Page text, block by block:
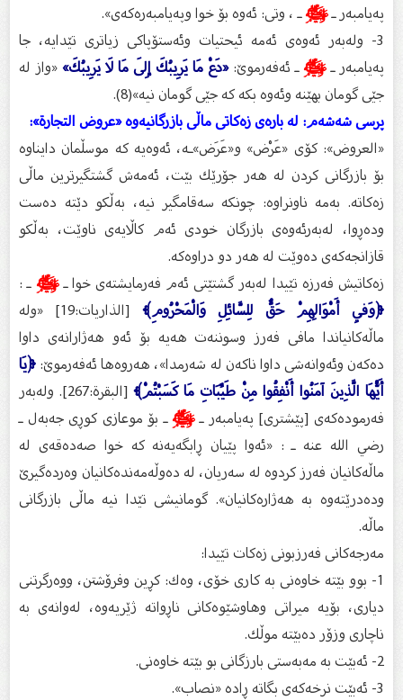
په‌یامبه‌ر ـﷺـ ، وتی: ئه‌وه‌ بۆ خوا وپه‌یامبه‌ره‌كه‌ى».
3- وله‌به‌ر ئه‌وه‌ى ئه‌مه‌ ئیحتیات وئه‌ستۆپاكی زیاتری تێدایه‌، جا
په‌یامبه‌ر ـﷺـ ئه‌فه‌رموێ:«دَعْ مَا يَرِيبُكَ إِلَى مَا لَا يَرِيبُكَ»«واز له‌
جێی گومان بهێنه‌ وئه‌وه‌ بكه‌ كه‌ جێی گومان نیه‌»(8).
پرسى شه‌شه‌م: له‌ باره‌ى زه‌كاتی ماڵی بازرگانیه‌وه‌ «عروض التجارة»:
«العروض»: كۆی «عَرْض» و«عَرَض»ـه‌، ئه‌وه‌یه‌ كه‌ موسڵمان دایناوه‌
بۆ بازرگانی كردن له‌ هه‌ر جۆرێك بێت، ئه‌مه‌ش گشتگیرترین ماڵی
زه‌كاته‌. به‌مه‌ ناونراوه‌: چونكه‌ سه‌قامگیر نیه‌، به‌ڵكو دێته‌ ده‌ست
وده‌ڕوا، له‌به‌رئه‌وه‌ى بازرگان خودی ئه‌م كاڵایه‌ی ناوێت، به‌ڵكو
قازانجه‌كه‌ى ده‌وێت له‌ هه‌ر دو دراوه‌كه‌.
زه‌كاتیش فه‌رزه‌ تێیدا له‌به‌ر گشتێتی ئه‌م فه‌رمایشته‌ی خوا ـﷺـ :
﴿وَفِي أَمْوَالِهِمْ حَقٌّ لِلسَّائِلِ وَالْمَحْرُومِ﴾
[الذاريات:19] «وله‌
ماڵه‌كانیاندا مافی فه‌رز وسوننه‌ت هه‌یه‌ بۆ ئه‌و هه‌ژارانه‌ى داوا
ده‌كه‌ن وئه‌وانه‌شی داوا ناكه‌ن له‌ شه‌رمدا»، هه‌روه‌ها ئه‌فه‌رموێ:﴿يَا
أَيُّهَا الَّذِينَ آمَنُوا أَنْفِقُوا مِنْ طَيِّبَاتِ مَا كَسَبْتُمْ﴾
[البقرة:267]. وله‌به‌ر
فه‌رموده‌كه‌ى [پێشتری] په‌یامبه‌ر ـﷺـ بۆ موعازی كوڕی جه‌به‌ل ـ
رضي الله عنه ـ : «ئه‌وا پێیان ڕابگه‌یه‌نه‌ كه‌ خوا صه‌ده‌قه‌ی له‌
ماڵه‌كانیان فه‌رز كردوه‌ له‌ سه‌ریان، له‌ ده‌وڵه‌مه‌نده‌كانیان وه‌رده‌گیرێ
وده‌درێته‌وه‌ به‌ هه‌ژاره‌كانیان». گومانیشی تێدا نیه‌ ماڵی بازرگانی
ماڵه‌.
مه‌رجه‌كانی فه‌رزبونی زه‌كات تێیدا:
1- بوو بێته‌ خاوه‌نی به‌ كاری خۆی، وه‌ك: كڕین وفرۆشتن، ووه‌رگرتنی
دیاری، بۆیه‌ میراتی وهاوشێوه‌كانی ناڕواته‌ ژێریه‌وه‌، له‌وانه‌ى به‌
ناچاری وزۆر ده‌بێته‌ موڵك.